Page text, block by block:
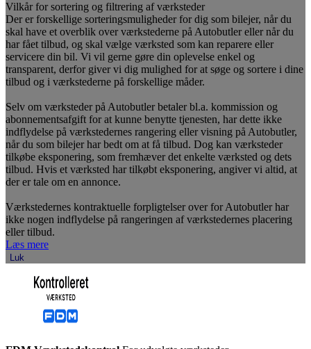
Vilkår for sortering og filtrering af værksteder
Der er forskellige sorteringsmuligheder for dig som bilejer, når du
skal have et overblik over værkstederne på Autobutler eller når du
har fået tilbud, og skal vælge værksted som kan reparere eller
servicere din bil. Vi vil gerne gøre din oplevelse enkel og
transparent, derfor giver vi dig mulighed for at søge og sortere i dine
tilbud og i værkstederne på forskellige måder.
Selv om værksteder på Autobutler betaler bl.a. kommission og
abonnementsafgift for at kunne benytte tjenesten, har dette ikke
indflydelse på værkstedernes rangering eller visning på Autobutler,
når du som bilejer har bedt om at få tilbud. Dog kan værksteder
tilkøbe eksponering, som fremhæver det enkelte værksted og dets
tilbud. Hvis et værksted har tilkøbt eksponering, angiver vi altid, at
der er tale om en annonce.
Værkstedernes kontraktuelle forpligtelser over for Autobutler har
ikke nogen indflydelse på rangeringen af værkstedernes placering
eller tilbud.
Læs mere
Luk